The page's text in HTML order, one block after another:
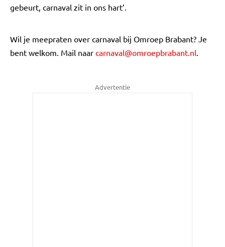
gebeurt, carnaval zit in ons hart’.
Wil je meepraten over carnaval bij Omroep Brabant? Je
bent welkom. Mail naar carnaval@omroepbrabant.nl.
Advertentie